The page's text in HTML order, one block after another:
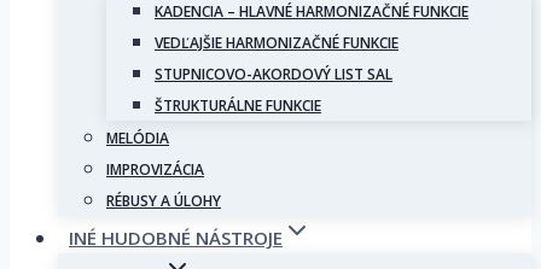
KADENCIA – HLAVNÉ HARMONIZAČNÉ FUNKCIE
VEDĽAJŠIE HARMONIZAČNÉ FUNKCIE
STUPNICOVO-AKORDOVÝ LIST SAL
ŠTRUKTURÁLNE FUNKCIE
MELÓDIA
IMPROVIZÁCIA
RÉBUSY A ÚLOHY
INÉ HUDOBNÉ NÁSTROJE